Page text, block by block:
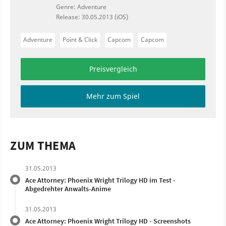
Genre: Adventure
Release: 30.05.2013 (iOS)
Adventure Point & Click Capcom Capcom
Preisvergleich
Mehr zum Spiel
ZUM THEMA
31.05.2013
Ace Attorney: Phoenix Wright Trilogy HD im Test -
Abgedrehter Anwalts-Anime
31.05.2013
Ace Attorney: Phoenix Wright Trilogy HD - Screenshots